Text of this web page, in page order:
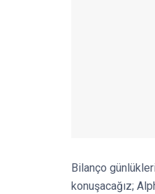
Bilanço
konuşacağız;